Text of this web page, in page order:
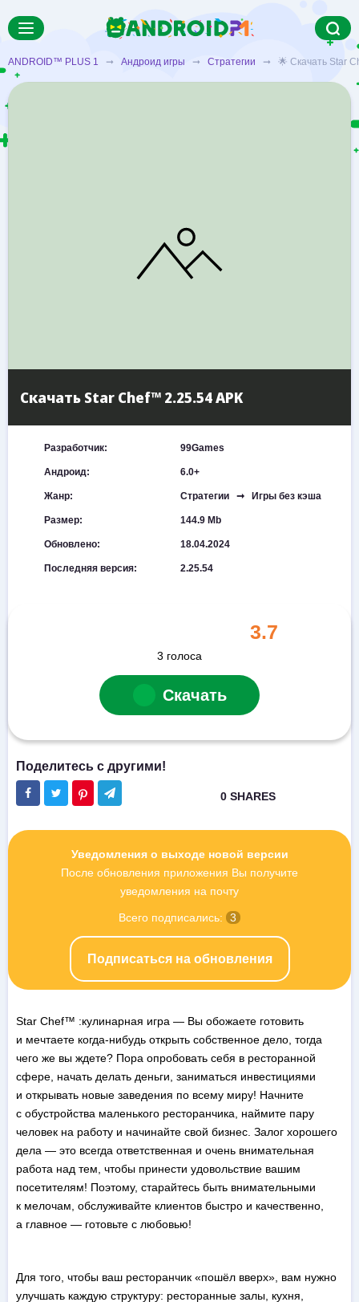
ANDROID™ PLUS 1 ➞ Андроид игры ➞ Стратегии ➞ 🌟 Скачать Star
Скачать Star Chef™ 2.25.54 APK
Разработчик: 99Games
Андроид: 6.0+
Жанр: Стратегии ➞ Игры без кэша
Размер: 144.9 Mb
Обновлено: 18.04.2024
Последняя версия: 2.25.54
3.7
3 голоса
Скачать
Уведомления о выходе новой версии
После обновления приложения Вы получите
уведомления на почту
Подписаться на обновления
Всего подписались: 3
Star Chef™ :кулинарная игра — Вы обожаете готовить
и мечтаете когда-нибудь открыть собственное дело, тогда
чего же вы ждете? Пора опробовать себя в ресторанной
сфере, начать делать деньги, заниматься инвестициями
и открывать новые заведения по всему миру! Начните
с обустройства маленького ресторанчика, наймите пару
человек на работу и начинайте свой бизнес. Залог хорошего
дела — это всегда ответственная и очень внимательная
работа над тем, чтобы принести удовольствие вашим
посетителям! Поэтому, старайтесь быть внимательными
к мелочам, обслуживайте клиентов быстро и качественно,
а главное — готовьте с любовью!
Для того, чтобы ваш ресторанчик «пошёл вверх», вам нужно
улучшать каждую структуру: ресторанные залы, кухня,